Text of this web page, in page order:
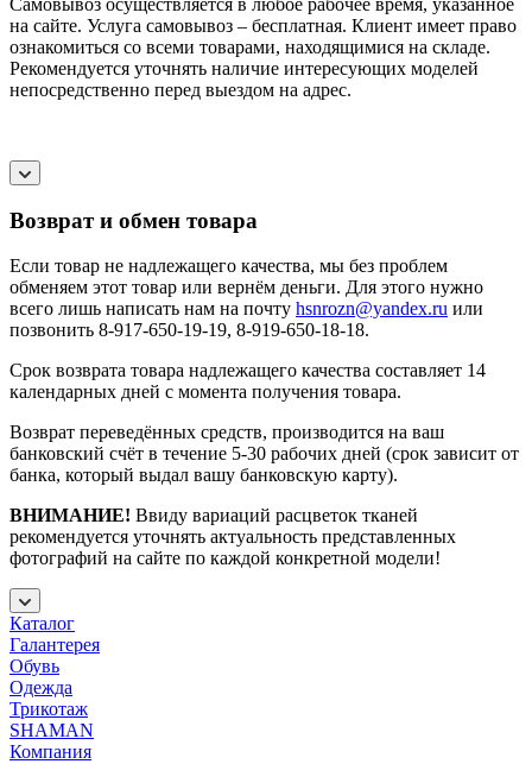
Самовывоз осуществляется в любое рабочее время, указанное
на сайте. Услуга самовывоз – бесплатная. Клиент имеет право
ознакомиться со всеми товарами, находящимися на складе.
Рекомендуется уточнять наличие интересующих моделей
непосредственно перед выездом на адрес.
Возврат и обмен товара
Если товар не надлежащего качества, мы без проблем
обменяем этот товар или вернём деньги. Для этого нужно
всего лишь написать нам на почту hsnrozn@yandex.ru или
позвонить 8-917-650-19-19, 8-919-650-18-18.
Срок возврата товара надлежащего качества составляет 14
календарных дней с момента получения товара.
Возврат переведённых средств, производится на ваш
банковский счёт в течение 5-30 рабочих дней (срок зависит от
банка, который выдал вашу банковскую карту).
ВНИМАНИЕ! Ввиду вариаций расцветок тканей
рекомендуется уточнять актуальность представленных
фотографий на сайте по каждой конкретной модели!
Каталог
Галантерея
Обувь
Одежда
Трикотаж
SHAMAN
Компания